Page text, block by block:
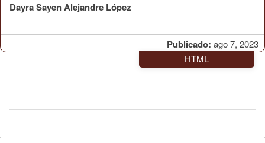
Publicado: ago 7, 2023
Dayra Sayen Alejandre López
HTML